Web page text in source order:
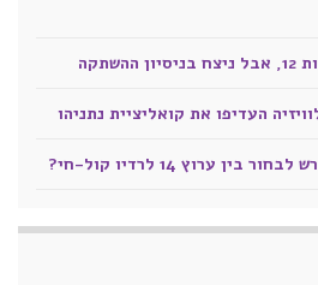
העדיפו את קואליציית נתניהו
ערוץ 14 לרדיו קול-חי?